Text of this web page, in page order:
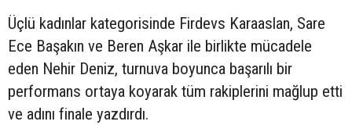
Üçlü kadınlar kategorisinde Firdevs Karaaslan, Sare
Ece Başakın ve Beren Aşkar ile birlikte mücadele
eden Nehir Deniz, turnuva boyunca başarılı bir
performans ortaya koyarak tüm rakiplerini mağlup etti
ve adını finale yazdırdı.